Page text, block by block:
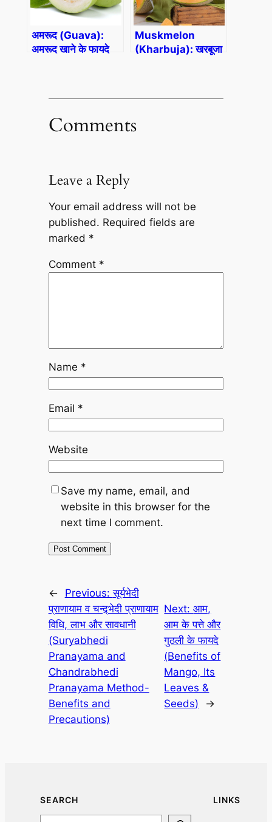
अमरूद (Guava):
अमरूद खाने के फायदे
Muskmelon
(Kharbuja): खरबूजा
Comments
Leave a Reply
Your email address will not be
published. Required fields are
marked *
Comment *
Name *
Email *
Website
Save my name, email, and
website in this browser for the
next time I comment.
← Previous:सूर्यभेदी
प्राणायाम व चन्द्र्भेदी प्राणायाम
विधि, लाभ और सावधानी
(Suryabhedi
Pranayama and
Chandrabhedi
Pranayama Method-
Benefits and
Precautions)
Next:आम,
आम के पत्ते और
गुठली के फायदे
(Benefits of
Mango, Its
Leaves &
Seeds)
→
SEARCH LINKS